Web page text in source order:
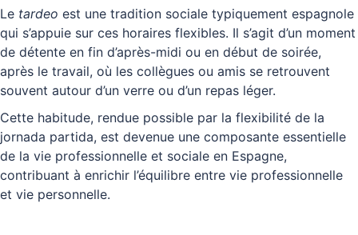
Le tardeo est une tradition sociale typiquement espagnole
qui s’appuie sur ces horaires flexibles. Il s’agit d’un moment
de détente en fin d’après-midi ou en début de soirée,
après le travail, où les collègues ou amis se retrouvent
souvent autour d’un verre ou d’un repas léger.
Cette habitude, rendue possible par la flexibilité de la
jornada partida, est devenue une composante essentielle
de la vie professionnelle et sociale en Espagne,
contribuant à enrichir l’équilibre entre vie professionnelle
et vie personnelle.